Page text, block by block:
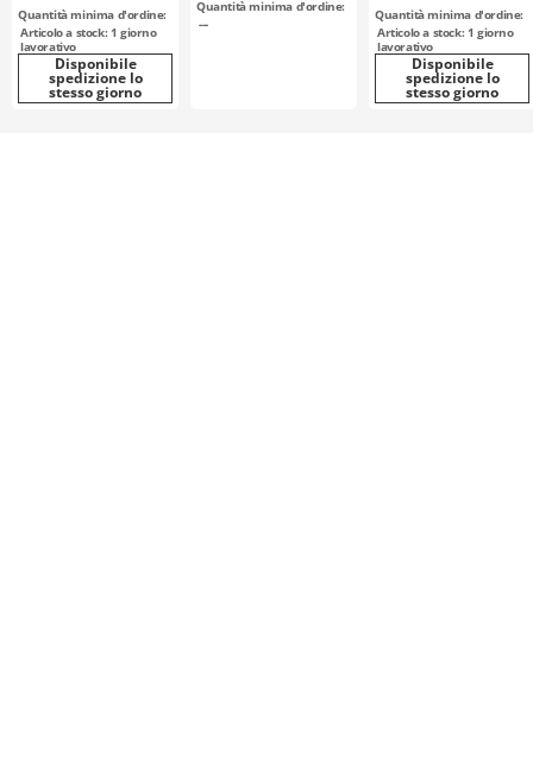
Quantità minima d'ordine:
Articolo a stock: 1 giorno
lavorativo
Disponibile
spedizione lo
stesso giorno
Quantità minima d'ordine:
---
Quantità minima d'ordine:
Articolo a stock: 1 giorno
lavorativo
Disponibile
spedizione lo
stesso giorno